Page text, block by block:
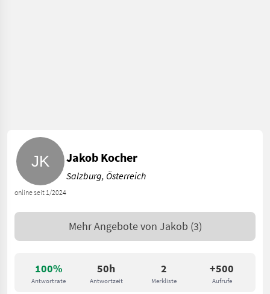
100%
Antwortrate
50h
Antwortzeit
2
Merkliste
+500
Aufrufe
online seit 1/2024
Jakob Kocher
Salzburg, Österreich
Mehr Angebote von Jakob (3)